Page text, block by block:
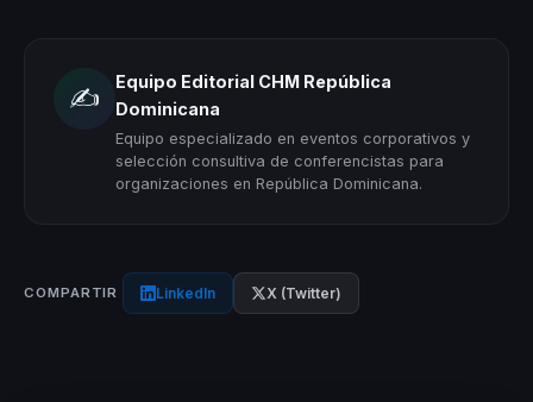
✍️
Equipo Editorial CHM República
Dominicana
Equipo especializado en eventos corporativos y
selección consultiva de conferencistas para
organizaciones en República Dominicana.
COMPARTIR LinkedIn X (Twitter)